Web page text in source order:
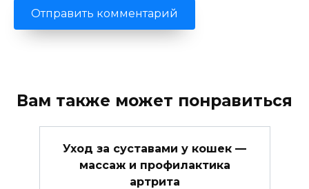
Вам также может понравиться
Уход за суставами у кошек —
массаж и профилактика
артрита